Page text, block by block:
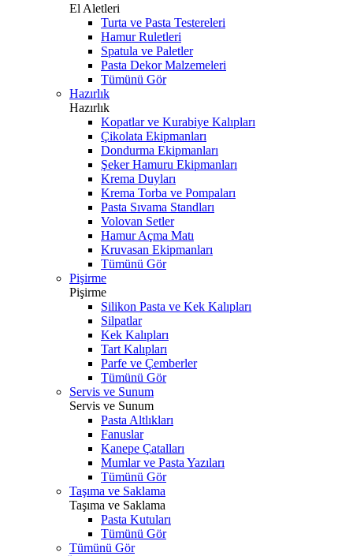
El Aletleri
Turta ve Pasta Testereleri
Hamur Ruletleri
Spatula ve Paletler
Pasta Dekor Malzemeleri
Tümünü Gör
Hazırlık
Hazırlık
Kopatlar ve Kurabiye Kalıpları
Çikolata Ekipmanları
Dondurma Ekipmanları
Şeker Hamuru Ekipmanları
Krema Duyları
Krema Torba ve Pompaları
Pasta Sıvama Standları
Volovan Setler
Hamur Açma Matı
Kruvasan Ekipmanları
Tümünü Gör
Pişirme
Pişirme
Silikon Pasta ve Kek Kalıpları
Silpatlar
Kek Kalıpları
Tart Kalıpları
Parfe ve Çemberler
Tümünü Gör
Servis ve Sunum
Servis ve Sunum
Pasta Altlıkları
Fanuslar
Kanepe Çatalları
Mumlar ve Pasta Yazıları
Tümünü Gör
Taşıma ve Saklama
Taşıma ve Saklama
Pasta Kutuları
Tümünü Gör
Tümünü Gör